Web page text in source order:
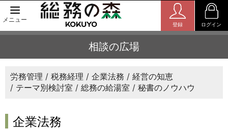
メニュー
登録 ログイン
相談の広場
労務管理 税務経理 企業法務
経営の知恵
テーマ別検討室
総務の給湯室 秘書のノウハウ
企業法務